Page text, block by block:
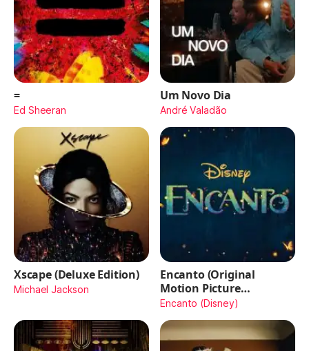
=
Ed Sheeran
Um Novo Dia
André Valadão
Xscape (Deluxe Edition)
Michael Jackson
Encanto (Original
Motion Picture
Soundtrack)
Encanto (Disney)